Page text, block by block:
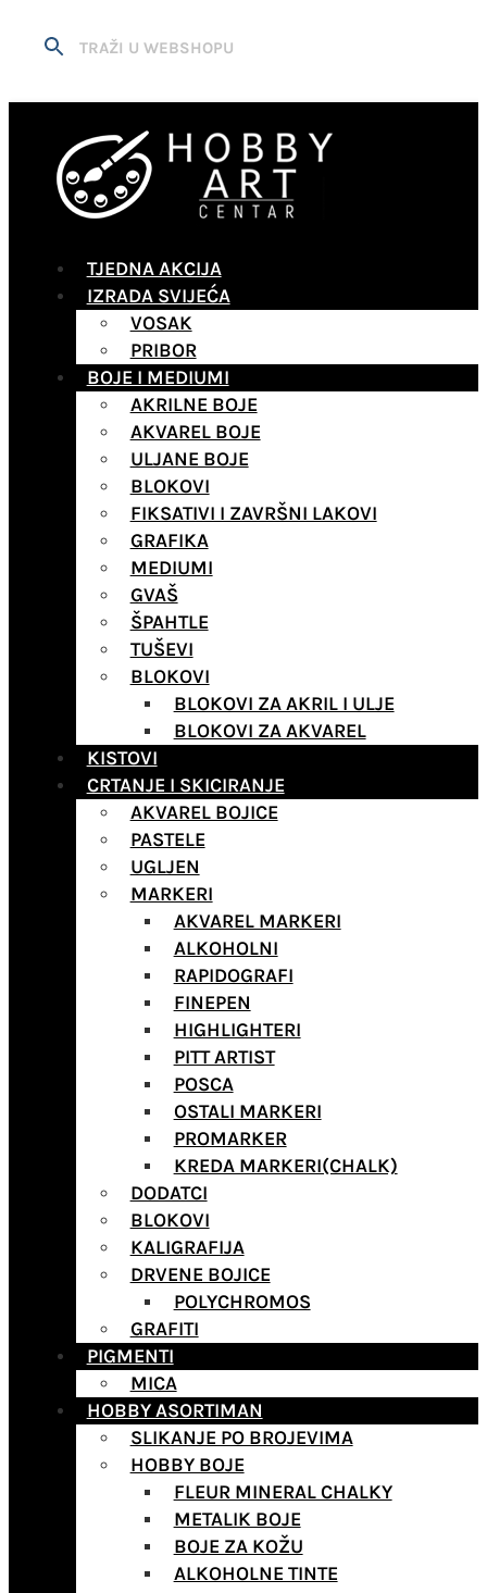
TJEDNA AKCIJA
IZRADA SVIJEĆA
VOSAK
PRIBOR
BOJE I MEDIUMI
AKRILNE BOJE
AKVAREL BOJE
ULJANE BOJE
BLOKOVI
FIKSATIVI I ZAVRŠNI LAKOVI
GRAFIKA
MEDIUMI
GVAŠ
ŠPAHTLE
TUŠEVI
BLOKOVI
BLOKOVI ZA AKRIL I ULJE
BLOKOVI ZA AKVAREL
KISTOVI
CRTANJE I SKICIRANJE
AKVAREL BOJICE
PASTELE
UGLJEN
MARKERI
AKVAREL MARKERI
ALKOHOLNI
RAPIDOGRAFI
FINEPEN
HIGHLIGHTERI
PITT ARTIST
POSCA
OSTALI MARKERI
PROMARKER
KREDA MARKERI(CHALK)
DODATCI
BLOKOVI
KALIGRAFIJA
DRVENE BOJICE
POLYCHROMOS
GRAFITI
PIGMENTI
MICA
HOBBY ASORTIMAN
SLIKANJE PO BROJEVIMA
HOBBY BOJE
FLEUR MINERAL CHALKY
METALIK BOJE
BOJE ZA KOŽU
ALKOHOLNE TINTE